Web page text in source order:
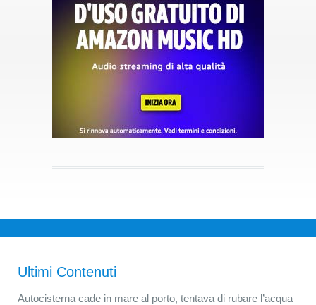
Ultimi Contenuti
Autocisterna cade in mare al porto, tentava di rubare l’acqua